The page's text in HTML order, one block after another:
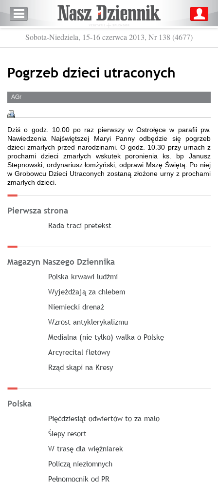
Sobota-Niedziela, 15-16 czerwca 2013, Nr 138 (4677)
Pogrzeb dzieci utraconych
AGr
Dziś o godz. 10.00 po raz pierwszy w Ostrołęce w parafii pw.
Nawiedzenia Najświętszej Maryi Panny odbędzie się pogrzeb
dzieci zmarłych przed narodzinami. O godz. 10.30 przy urnach z
prochami dzieci zmarłych wskutek poronienia ks. bp Janusz
Stepnowski, ordynariusz łomżyński, odprawi Mszę Świętą. Po niej
w Grobowcu Dzieci Utraconych zostaną złożone urny z prochami
zmarłych dzieci.
Pierwsza strona
Rada traci pretekst
Magazyn Naszego Dziennika
Polska krwawi ludźmi
Wyjeżdżają za chlebem
Niemiecki drenaż
Wzrost antyklerykalizmu
Medialna (nie tylko) walka o Polskę
Arcyrecital fletowy
Rząd skąpi na Kresy
Polska
Pięćdziesiąt odwiertów to za mało
Ślepy resort
W trasę dla więźniarek
Policzą niezłomnych
Pełnomocnik od PR